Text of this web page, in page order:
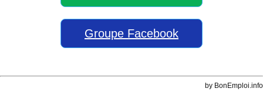
Groupe Facebook
by BonEmploi.info